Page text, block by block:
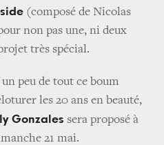
(composé de Nicolas
non pas une, ni deux
très spécial.
peu de tout ce boum
les 20 ans en beauté,
Gonzales sera proposé à
21 mai.